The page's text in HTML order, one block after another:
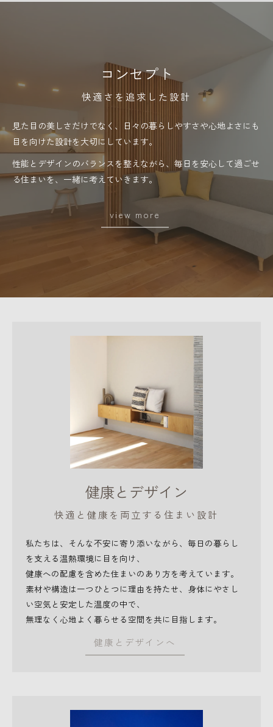
コンセプト
快適さを追求した設計
見た目の美しさだけでなく、日々の暮らしやすさや心地よさにも
目を向けた設計を大切にしています。
性能とデザインのバランスを整えながら、毎日を安心して過ごせ
る住まいを、一緒に考えていきます。
view more
健康とデザイン
快適と健康を両立する住まい設計
私たちは、そんな不安に寄り添いながら、毎日の暮らし
を支える温熱環境に目を向け、
健康への配慮を含めた住まいのあり方を考えています。
素材や構造は一つひとつに理由を持たせ、身体にやさし
い空気と安定した温度の中で、
無理なく心地よく暮らせる空間を共に目指します。
健康とデザインへ